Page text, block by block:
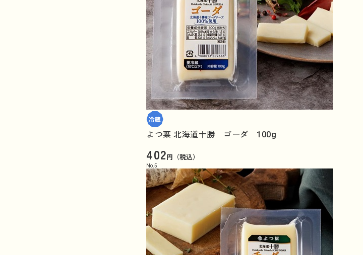
よつ葉 北海道十勝 ゴーダ 100g
402円（税込）
No.5